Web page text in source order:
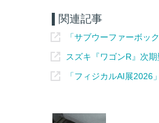
関連記事
「サブウーファーボッ
スズキ『ワゴンR』次
「フィジカルAI展